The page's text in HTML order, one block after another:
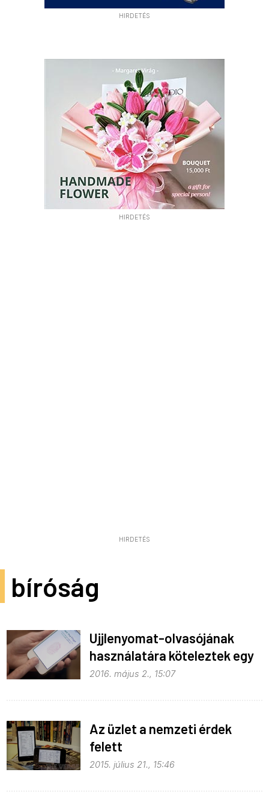
HIRDETÉS
HIRDETÉS
HIRDETÉS
bíróság
Ujjlenyomat-olvasójának
használatára köteleztek egy
embert
2016. május 2., 15:07
Az üzlet a nemzeti érdek
felett
2015. július 21., 15:46